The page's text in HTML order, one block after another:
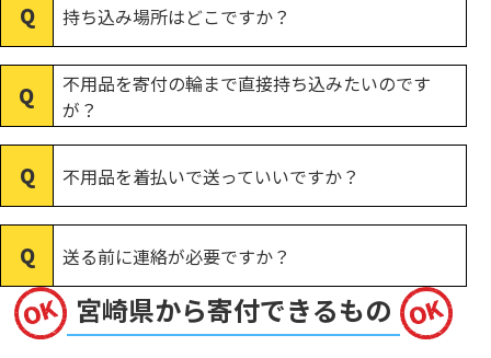
持ち込み場所はどこですか？
不用品を寄付の輪まで直接持ち込みたいのです
が？
不用品を着払いで送っていいですか？
送る前に連絡が必要ですか？
宮崎県から寄付できるもの